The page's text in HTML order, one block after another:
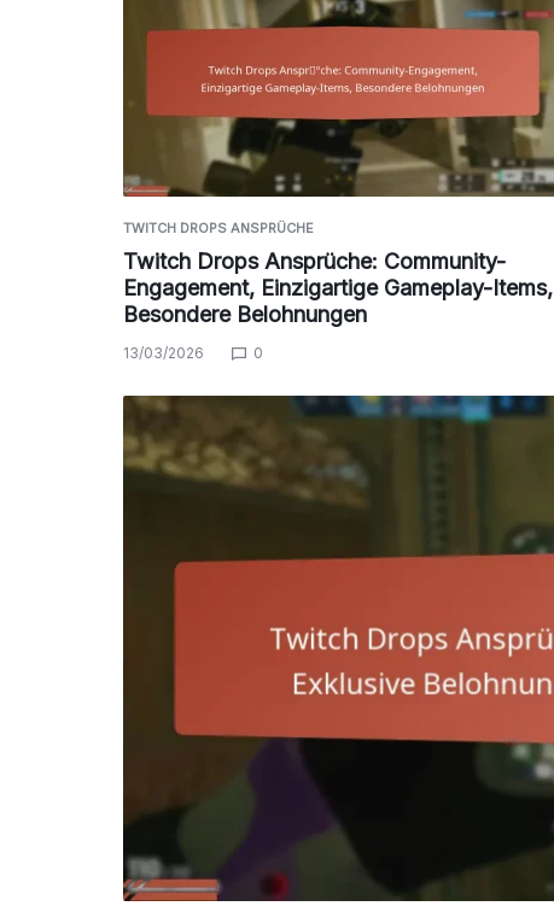
TWITCH DROPS ANSPRÜCHE
Twitch Drops Ansprüche: Community-
Engagement, Einzigartige Gameplay-Items,
Besondere Belohnungen
13/03/2026 0